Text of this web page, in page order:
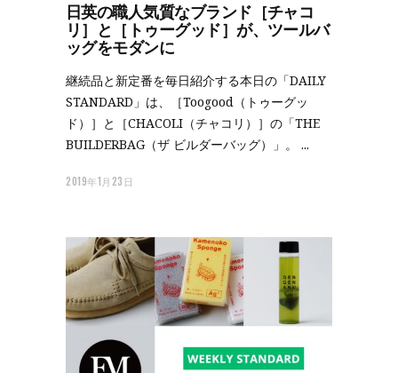
日英の職人気質なブランド［チャコ
リ］と［トゥーグッド］が、ツールバ
ッグをモダンに
継続品と新定番を毎日紹介する本日の「DAILY
STANDARD」は、［Toogood（トゥーグッ
ド）］と［CHACOLI（チャコリ）］の「THE
BUILDERBAG（ザ ビルダーバッグ）」。
2019年1月23日